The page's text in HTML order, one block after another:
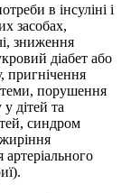
в інсуліні і
засобах,
зниження
діабет або
пригнічення
порушення
дітей та
синдром